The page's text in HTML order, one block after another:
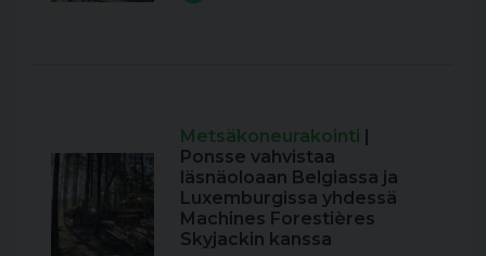
Metsäkoneurakointi
Ponsse vahvistaa
läsnäoloaan Belgiassa ja
Luxemburgissa yhdessä
Machines Forestières
Skyjackin kanssa